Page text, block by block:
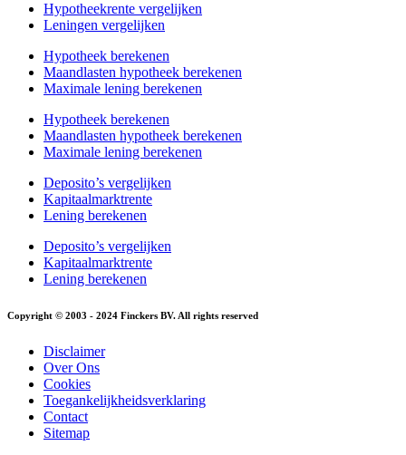
Hypotheekrente vergelijken
Leningen vergelijken
Hypotheek berekenen
Maandlasten hypotheek berekenen
Maximale lening berekenen
Hypotheek berekenen
Maandlasten hypotheek berekenen
Maximale lening berekenen
Deposito’s vergelijken
Kapitaalmarktrente
Lening berekenen
Deposito’s vergelijken
Kapitaalmarktrente
Lening berekenen
Copyright © 2003 - 2024 Finckers BV. All rights reserved
Disclaimer
Over Ons
Cookies
Toegankelijkheidsverklaring
Contact
Sitemap